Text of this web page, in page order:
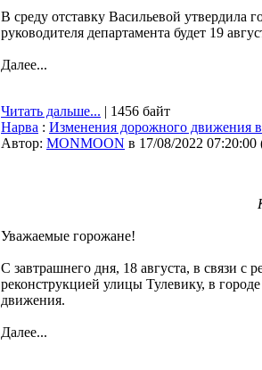
В среду отставку Васильевой утвердила
руководителя департамента будет 19
Далее...
Читать дальше... | 1456 байт
Нарва : Изменения дорожного движения
Автор: MONMOON в 17/08/2022 07:20:00
Уважаемые горожане!
С завтрашнего дня, 18 августа, в связи с
реконструкцией улицы Тулевику, в
движения.
Далее...